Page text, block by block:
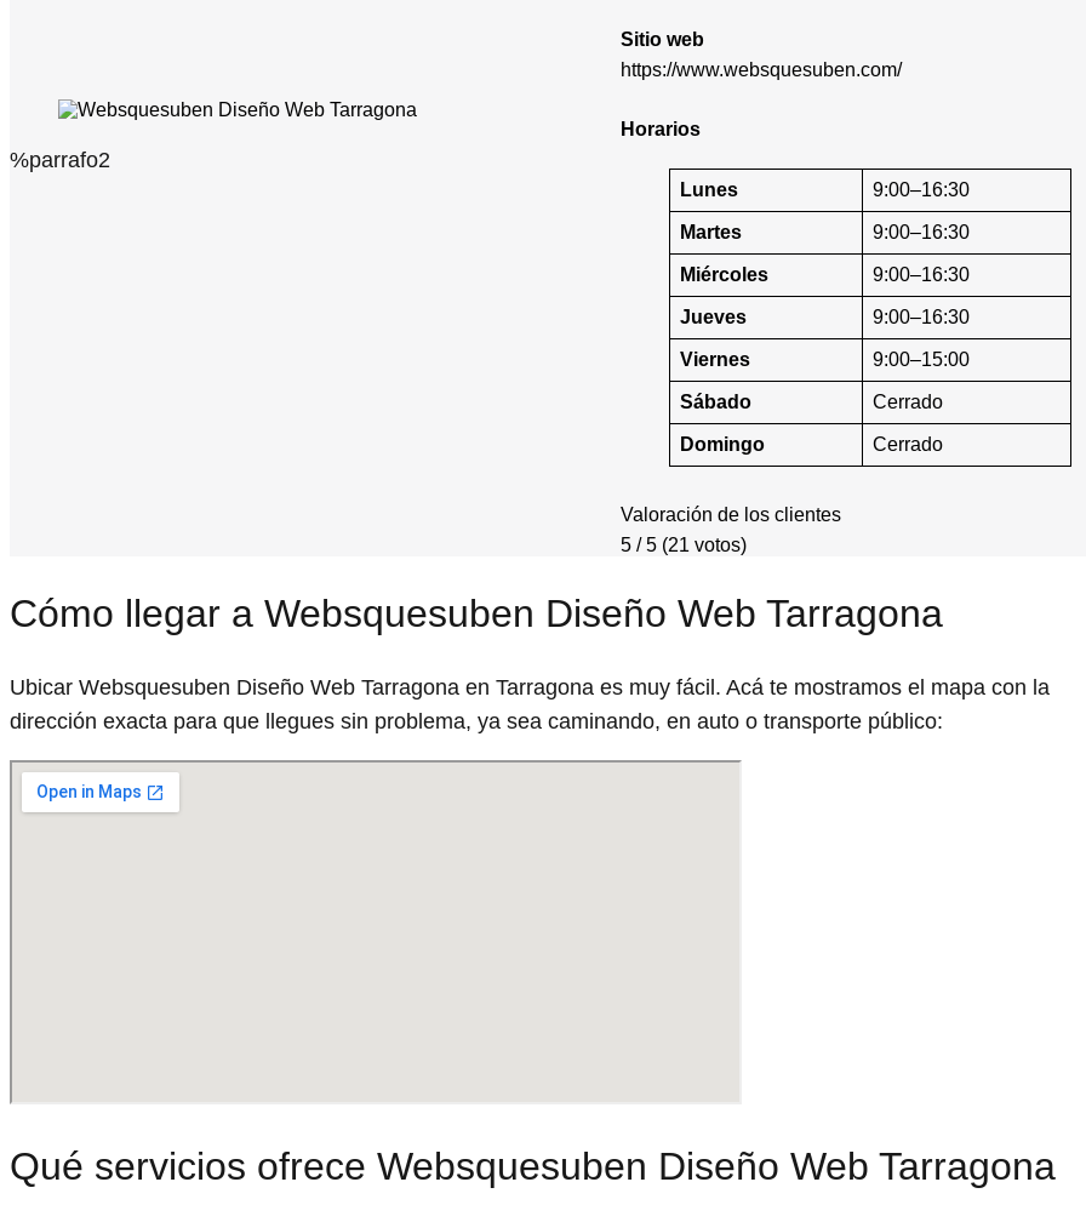
%parrafo2
Sitio web
https://www.websquesuben.com/
Horarios
Lunes 9:00–16:30
Martes 9:00–16:30
Miércoles 9:00–16:30
Jueves 9:00–16:30
Viernes 9:00–15:00
Sábado Cerrado
Domingo Cerrado
Valoración de los clientes
5 / 5 (21 votos)
Cómo llegar a Websquesuben Diseño Web Tarragona
Ubicar Websquesuben Diseño Web Tarragona en Tarragona es muy fácil. Acá te mostramos el mapa con la
dirección exacta para que llegues sin problema, ya sea caminando, en auto o transporte público:
Qué servicios ofrece Websquesuben Diseño Web Tarragona